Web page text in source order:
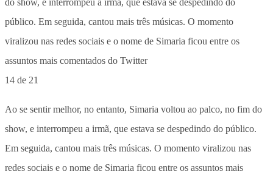
14 de 21
Ao se sentir melhor, no entanto, Simaria voltou ao palco, no fim do
show, e interrompeu a irmã, que estava se despedindo do público.
Em seguida, cantou mais três músicas. O momento viralizou nas
redes sociais e o nome de Simaria ficou entre os assuntos mais